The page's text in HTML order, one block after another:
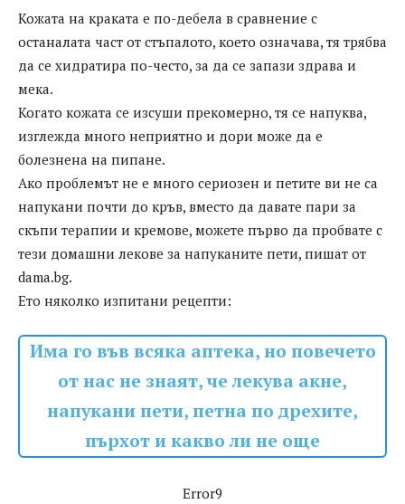
Кожата на краката е по-дебела в сравнение с
останалата част от стъпалото, което означава, тя трябва
да се хидратира по-често, за да се запази здрава и
мека.
Когато кожата се изсуши прекомерно, тя се напуква,
изглежда много неприятно и дори може да е
болезнена на пипане.
Ако проблемът не е много сериозен и петите ви не са
напукани почти до кръв, вместо да давате пари за
скъпи терапии и кремове, можете първо да пробвате с
тези домашни лекове за напуканите пети, пишат от
dama.bg.
Ето няколко изпитани рецепти:
Има го във всяка аптека, но повечето
от нас не знаят, че лекува акне,
напукани пети, петна по дрехите,
пърхот и какво ли не още
Error9